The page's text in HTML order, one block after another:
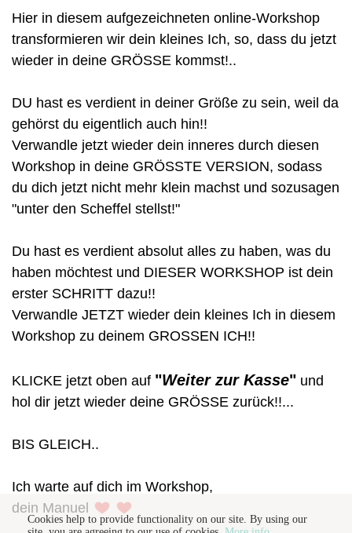
Hier in diesem aufgezeichneten online-Workshop
transformieren wir dein kleines Ich, so, dass du jetzt
wieder in deine GRÖSSE kommst!..
DU hast es verdient in deiner Größe zu sein, weil da
gehörst du eigentlich auch hin!!
Verwandle jetzt wieder dein inneres durch diesen
Workshop in deine GRÖSSTE VERSION, sodass
du dich jetzt nicht mehr klein machst und sozusagen
"unter den Scheffel stellst!"
Du hast es verdient absolut alles zu haben, was du
haben möchtest und DIESER WORKSHOP ist dein
erster SCHRITT dazu!!
Verwandle JETZT wieder dein kleines Ich in diesem
Workshop zu deinem GROSSEN ICH!!
KLICKE jetzt oben auf "Weiter zur Kasse" und
hol dir jetzt wieder deine GRÖSSE zurück!!...
BIS GLEICH..
Ich warte auf dich im Workshop,
dein Manuel
Cookies help to provide functionality on our site. By using our